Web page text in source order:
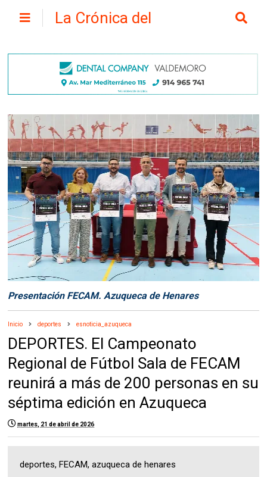
La Crónica del
Presentación FECAM. Azuqueca de Henares
Inicio deportes esnoticia_azuqueca
DEPORTES. El Campeonato
Regional de Fútbol Sala de FECAM
reunirá a más de 200 personas en su
séptima edición en Azuqueca
martes, 21 de abril de 2026
deportes, FECAM, azuqueca de henares